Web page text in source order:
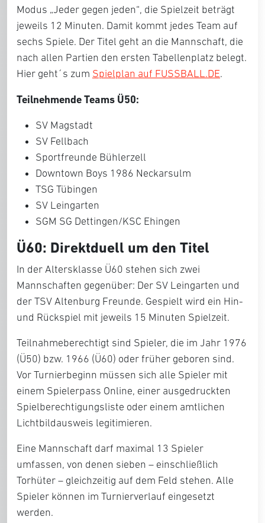
Modus „Jeder gegen jeden“, die Spielzeit beträgt
jeweils 12 Minuten. Damit kommt jedes Team auf
sechs Spiele. Der Titel geht an die Mannschaft, die
nach allen Partien den ersten Tabellenplatz belegt.
Hier geht´s zum Spielplan auf FUSSBALL.DE.
Teilnehmende Teams Ü50:
SV Magstadt
SV Fellbach
Sportfreunde Bühlerzell
Downtown Boys 1986 Neckarsulm
TSG Tübingen
SV Leingarten
SGM SG Dettingen/KSC Ehingen
Ü60: Direktduell um den Titel
In der Altersklasse Ü60 stehen sich zwei
Mannschaften gegenüber: Der SV Leingarten und
der TSV Altenburg Freunde. Gespielt wird ein Hin-
und Rückspiel mit jeweils 15 Minuten Spielzeit.
Teilnahmeberechtigt sind Spieler, die im Jahr 1976
(Ü50) bzw. 1966 (Ü60) oder früher geboren sind.
Vor Turnierbeginn müssen sich alle Spieler mit
einem Spielerpass Online, einer ausgedruckten
Spielberechtigungsliste oder einem amtlichen
Lichtbildausweis legitimieren.
Eine Mannschaft darf maximal 13 Spieler
umfassen, von denen sieben – einschließlich
Torhüter – gleichzeitig auf dem Feld stehen. Alle
Spieler können im Turnierverlauf eingesetzt
werden.